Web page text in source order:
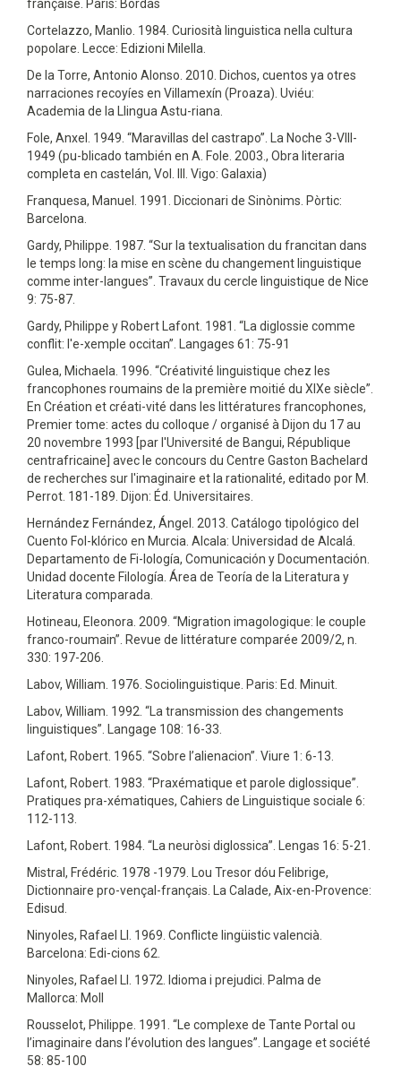
française. Paris: Bordas
Cortelazzo, Manlio. 1984. Curiosità linguistica nella cultura
popolare. Lecce: Edizioni Milella.
De la Torre, Antonio Alonso. 2010. Dichos, cuentos ya otres
narraciones recoyíes en Villamexín (Proaza). Uviéu:
Academia de la Llingua Astu-riana.
Fole, Anxel. 1949. “Maravillas del castrapo”. La Noche 3-VIII-
1949 (pu-blicado también en A. Fole. 2003., Obra literaria
completa en castelán, Vol. III. Vigo: Galaxia)
Franquesa, Manuel. 1991. Diccionari de Sinònims. Pòrtic:
Barcelona.
Gardy, Philippe. 1987. “Sur la textualisation du francitan dans
le temps long: la mise en scène du changement linguistique
comme inter-langues”. Travaux du cercle linguistique de Nice
9: 75-87.
Gardy, Philippe y Robert Lafont. 1981. “La diglossie comme
conflit: l'e-xemple occitan”. Langages 61: 75-91
Gulea, Michaela. 1996. “Créativité linguistique chez les
francophones roumains de la première moitié du XIXe siècle”.
En Création et créati-vité dans les littératures francophones,
Premier tome: actes du colloque / organisé à Dijon du 17 au
20 novembre 1993 [par l'Université de Bangui, République
centrafricaine] avec le concours du Centre Gaston Bachelard
de recherches sur l'imaginaire et la rationalité, editado por M.
Perrot. 181-189. Dijon: Éd. Universitaires.
Hernández Fernández, Ángel. 2013. Catálogo tipológico del
Cuento Fol-klórico en Murcia. Alcala: Universidad de Alcalá.
Departamento de Fi-lología, Comunicación y Documentación.
Unidad docente Filología. Área de Teoría de la Literatura y
Literatura comparada.
Hotineau, Eleonora. 2009. “Migration imagologique: le couple
franco-roumain”. Revue de littérature comparée 2009/2, n.
330: 197-206.
Labov, William. 1976. Sociolinguistique. Paris: Ed. Minuit.
Labov, William. 1992. “La transmission des changements
linguistiques”. Langage 108: 16-33.
Lafont, Robert. 1965. “Sobre l’alienacion”. Viure 1: 6-13.
Lafont, Robert. 1983. “Praxématique et parole diglossique”.
Pratiques pra-xématiques, Cahiers de Linguistique sociale 6:
112-113.
Lafont, Robert. 1984. “La neuròsi diglossica”. Lengas 16: 5-21.
Mistral, Frédéric. 1978 -1979. Lou Tresor dóu Felibrige,
Dictionnaire pro-vençal-français. La Calade, Aix-en-Provence:
Edisud.
Ninyoles, Rafael Ll. 1969. Conflicte lingüistic valencià.
Barcelona: Edi-cions 62.
Ninyoles, Rafael Ll. 1972. Idioma i prejudici. Palma de
Mallorca: Moll
Rousselot, Philippe. 1991. “Le complexe de Tante Portal ou
l’imaginaire dans l’évolution des langues”. Langage et société
58: 85-100